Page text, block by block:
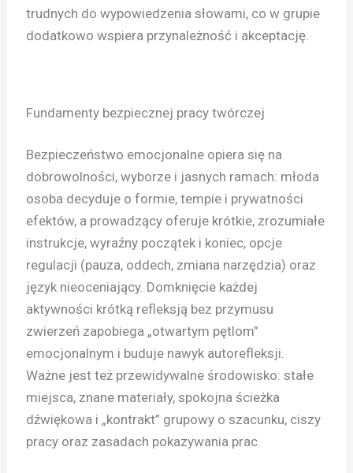
trudnych do wypowiedzenia słowami, co w grupie
dodatkowo wspiera przynależność i akceptację.
Fundamenty bezpiecznej pracy twórczej
Bezpieczeństwo emocjonalne opiera się na
dobrowolności, wyborze i jasnych ramach: młoda
osoba decyduje o formie, tempie i prywatności
efektów, a prowadzący oferuje krótkie, zrozumiałe
instrukcje, wyraźny początek i koniec, opcje
regulacji (pauza, oddech, zmiana narzędzia) oraz
język nieoceniający. Domknięcie każdej
aktywności krótką refleksją bez przymusu
zwierzeń zapobiega „otwartym pętlom”
emocjonalnym i buduje nawyk autorefleksji.
Ważne jest też przewidywalne środowisko: stałe
miejsca, znane materiały, spokojna ścieżka
dźwiękowa i „kontrakt” grupowy o szacunku, ciszy
pracy oraz zasadach pokazywania prac.